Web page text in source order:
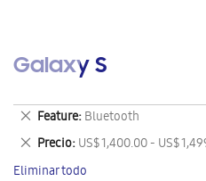
Galaxy S
Feature Bluetooth
Eliminar
este
artículo
Precio US$ 1,400.00 - US$
Eliminar
este
Eliminar todo